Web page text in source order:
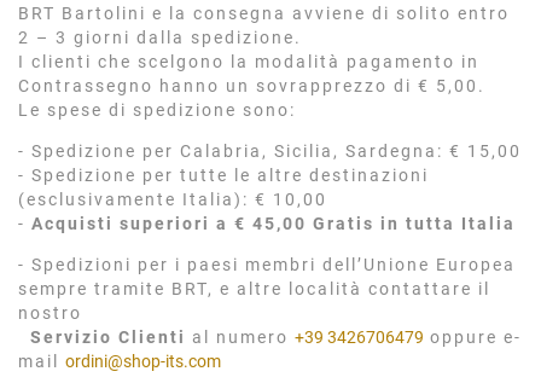
BRT Bartolini e la consegna avviene di solito entro
2 – 3 giorni dalla spedizione.
I clienti che scelgono la modalità pagamento in
Contrassegno hanno un sovrapprezzo di € 5,00.
Le spese di spedizione sono:
- Spedizione per Calabria, Sicilia, Sardegna: € 15,00
- Spedizione per tutte le altre destinazioni
(esclusivamente Italia): € 10,00
- Acquisti superiori a € 45,00 Gratis in tutta Italia
- Spedizioni per i paesi membri dell’Unione Europea
sempre tramite BRT, e altre località contattare il
nostro
Servizio Clienti al numero +39 3426706479 oppure e-
mail ordini@shop-its.com